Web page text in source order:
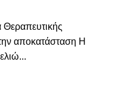
αποκατάσταση Η